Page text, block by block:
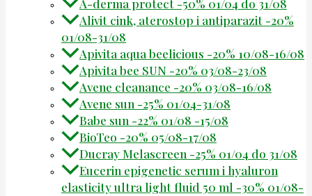
A-derma protect -50% 01/04 do 31/08
Alivit cink, aterostop i antiparazit -20%
01/08-31/08
Apivita aqua beelicious -20% 10/08-16/08
Apivita bee SUN -20% 03/08-23/08
Avene cleanance -20% 03/08-16/08
Avene sun -25% 01/04-31/08
Babe sun -22% 01/08 -15/08
BioTeo -20% 05/08-17/08
Ducray Melascreen -25% 01/04 do 31/08
Eucerin epigenetic serum i hyaluron
elasticity ultra light fluid 50 ml -30% 01/08-